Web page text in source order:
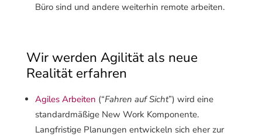
Büro sind und andere weiterhin remote arbeiten.
Wir werden Agilität als neue
Realität erfahren
Agiles Arbeiten (“Fahren auf Sicht”) wird eine
standardmäßige New Work Komponente.
Langfristige Planungen entwickeln sich eher zur